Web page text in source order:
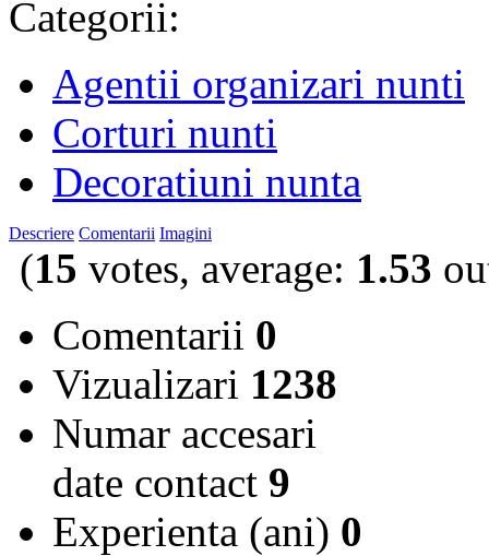
Categorii:
Agentii organizari nunti
Corturi nunti
Decoratiuni nunta
Descriere Comentarii Imagini
(15 votes, average: 1.53
Comentarii 0
Vizualizari 1238
Numar accesari
date contact 9
Experienta (ani) 0